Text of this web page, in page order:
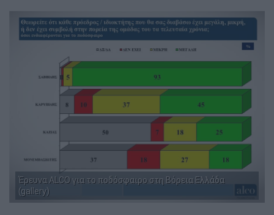
Έρευνα ALCO για το ποδόσφαιρο στη Βόρεια Ελλάδα
(gallery)